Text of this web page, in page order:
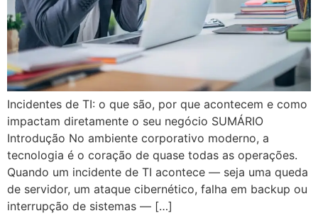
Incidentes de TI: o que são, por que acontecem e como
impactam diretamente o seu negócio SUMÁRIO
Introdução No ambiente corporativo moderno, a
tecnologia é o coração de quase todas as operações.
Quando um incidente de TI acontece — seja uma queda
de servidor, um ataque cibernético, falha em backup ou
interrupção de sistemas — […]